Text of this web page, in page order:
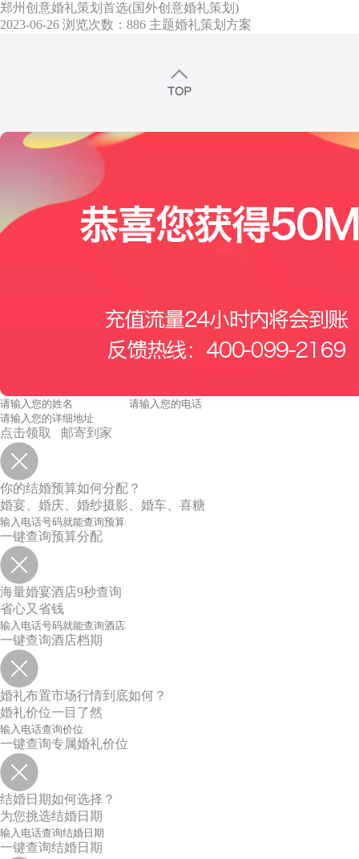
郑州创意婚礼策划首选(国外创意婚礼策划)
2023-06-26 浏览次数：886 主题婚礼策划方案
点击领取 邮寄到家
你的结婚预算如何分配？
婚宴、婚庆、婚纱摄影、婚车、喜糖
一键查询预算分配
海量婚宴酒店9秒查询
省心又省钱
一键查询酒店档期
婚礼布置市场行情到底如何？
婚礼价位一目了然
一键查询专属婚礼价位
结婚日期如何选择？
为您挑选结婚日期
一键查询结婚日期